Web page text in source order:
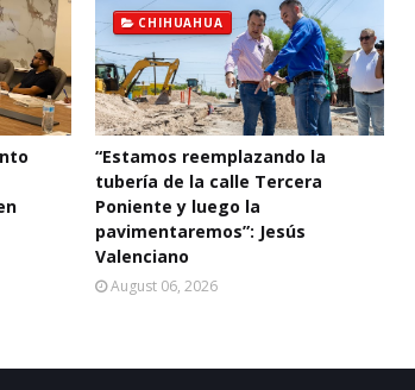
CHIHUAHUA
“Estamos reemplazando la
tubería de la calle Tercera
Poniente y luego la
pavimentaremos”: Jesús
Valenciano
August 06, 2026